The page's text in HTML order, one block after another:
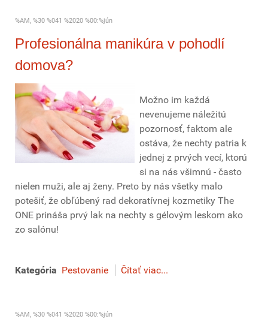
%AM, %30 %041 %2020 %00:%jún
Profesionálna manikúra v pohodlí
domova?
Možno im každá
nevenujeme náležitú
pozornosť, faktom ale
ostáva, že nechty patria k
jednej z prvých vecí, ktorú
si na nás všimnú - často
nielen muži, ale aj ženy. Preto by nás všetky malo
potešiť, že obľúbený rad dekoratívnej kozmetiky The
ONE prináša prvý lak na nechty s gélovým leskom ako
zo salónu!
Kategória Pestovanie Čítať viac...
%AM, %30 %041 %2020 %00:%jún